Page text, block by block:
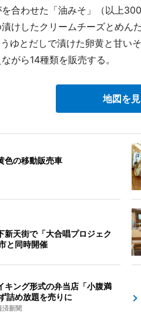
合わせた「油みそ」（以上
けしたクリームチーズとめん
ゆとだしで漬けた卵黄と甘
がら14種類を販売する。
地図を
色の移動販売車
新天街で「大合唱プロジェク
と同時開催
キング形式の弁当店「小腹満
詰め放題を売りに
済新聞